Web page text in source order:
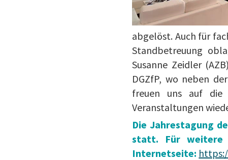
abgelöst. Auch für
Standbetreuung
Susanne Zeidler
DGZfP, wo neben
freuen uns auf die
Veranstaltungen
Die Jahrestagung
statt. Für weitere
Internetseite: